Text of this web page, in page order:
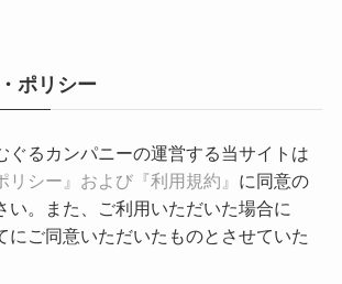
ポリシー
ぐるカンパニーの運営する当サイトは
リシー』および『利用規約』 に同意の
い。また、ご利用いただいた場合に
にご同意いただいたものとさせていた